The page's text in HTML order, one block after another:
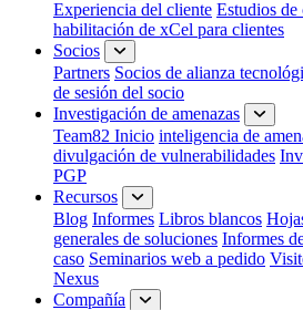
Experiencia del cliente Estudios de
habilitación de xCel para clientes
Socios
Partners Socios de alianza
de sesión del socio
Investigación de amenazas
Team82 Inicio inteligencia de
divulgación de vulnerabilidades
PGP
Recursos
Blog Informes Libros blancos
generales de soluciones Informes
caso Seminarios web a pedido
Nexus
Compañía